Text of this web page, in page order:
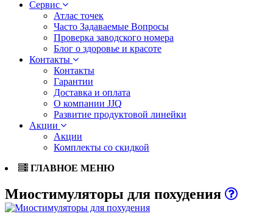
Сервис
Атлас точек
Часто Задаваемые Вопросы
Проверка заводского номера
Блог о здоровье и красоте
Контакты
Контакты
Гарантии
Доставка и оплата
О компании JJQ
Развитие продуктовой линейки
Акции
Акции
Комплекты со скидкой
ГЛАВНОЕ МЕНЮ
Миостимуляторы для похудения